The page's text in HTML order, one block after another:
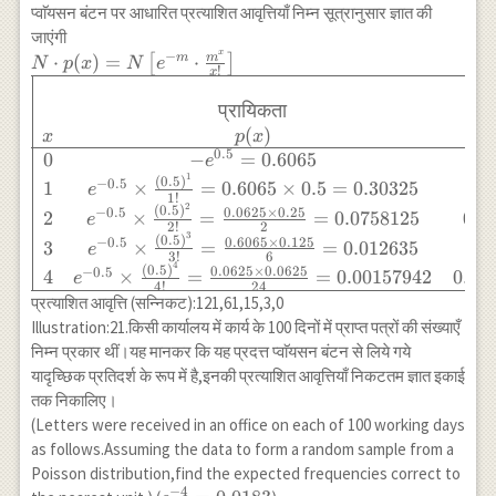
{200}=0.5 \\ e^{-
m}
=e^{-0.5}=0.6065
प्वाॅयसन बंटन पर आधारित प्रत्याशित आवृत्तियाँ निम्न सूत्रानुसार ज्ञात की
जाएंगी
N \cdot
\frac{m^x}
{x!}\right] \\
\begin{array}
{|cccc|} \hline &
& \\ & \text {
प्रायिकता } &
\text{प्रत्याशित
आवृत्ति} \\ x &
p(x) & N.p(x) \\
\hline 0 & -
e^{0.5}=0.6065 &
0.6065 \times 200
=121.3 \\ 1 &
e^{-0.5} \times
\frac{(0.5)^1}
{1!}=0.6065
N ⋅ p(x) = N e−m ⋅ x!
mx
x
0
1
2
3
4
प्रायिकता
p(x)
−e0.5 = 0.6065
e−0.5 × 1 !
(0.5) 1
= 0.6065 × 0.5 = 0.30325
e−0.5 × 2!
(0.5)2
= 2
0.0625 ×0.25 = 0.0758125
e−0.5 × 3!
(0.5)3
= 6
0.6065 ×0.125 = 0.012635
e−0.5 × 4!
(0.5)4
= 24
0.0625 ×0.0625 = 0.00157942
प्रत्याशित आवृत्ति (सन्निकट):121,61,15,3,0
Illustration:21.किसी कार्यालय में कार्य के 100 दिनों में प्राप्त पत्रों की संख्याएँ
निम्न प्रकार थीं।यह मानकर कि यह प्रदत्त प्वाॅयसन बंटन से लिये गये
यादृच्छिक प्रतिदर्श के रूप में है,इनकी प्रत्याशित आवृत्तियाँ निकटतम ज्ञात इकाई
तक निकालिए।
(Letters were received in an office on each of 100 working days
as follows.Assuming the data to form a random sample from a
Poisson distribution,find the expected frequencies correct to
−4